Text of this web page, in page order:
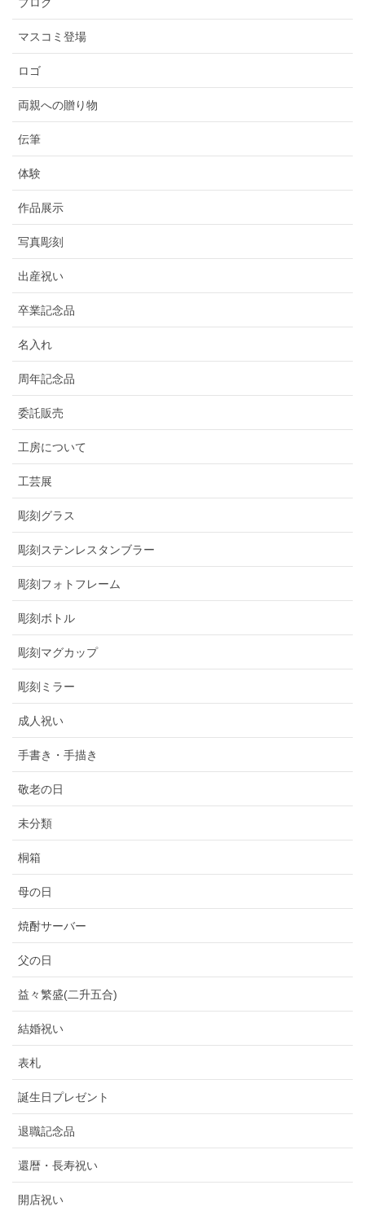
フォトフレーム
マスコミ登場
ロゴ
両親への贈り物
伝筆
体験
作品展示
写真彫刻
出産祝い
卒業記念品
名入れ
周年記念品
委託販売
工房について
工芸展
彫刻グラス
彫刻ステンレスタンブラー
彫刻フォトフレーム
彫刻ボトル
彫刻マグカップ
彫刻ミラー
成人祝い
手書き・手描き
敬老の日
未分類
桐箱
母の日
焼酎サーバー
父の日
益々繁盛(二升五合)
結婚祝い
表札
誕生日プレゼント
退職記念品
還暦・長寿祝い
開店祝い